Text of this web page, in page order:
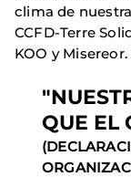
clima de
CCFD-Terre
KOO y Misereor.
QUE EL